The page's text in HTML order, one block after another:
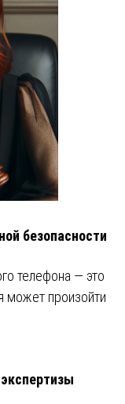
безопасности
телефона — это
может произойти